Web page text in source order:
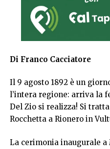
Di Franco Cacciatore
Il 9 agosto 1892 è un
l’intera regione: arriva la
Del Zio si realizza! Si
Rocchetta a Rionero in
La cerimonia inaugurale